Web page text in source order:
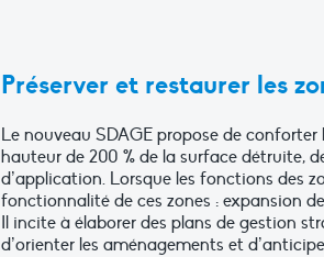
Préserver et restaurer les
Le nouveau SDAGE propose de
hauteur de 200 % de la surface détruite,
d’application. Lorsque les fonctions des
fonctionnalité de ces zones : expansion
Il incite à élaborer des plans de gestion
d’orienter les aménagements et